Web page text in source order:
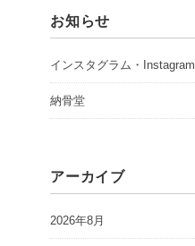
お知らせ
インスタグラム・Instagram
納骨堂
アーカイブ
2026年8月